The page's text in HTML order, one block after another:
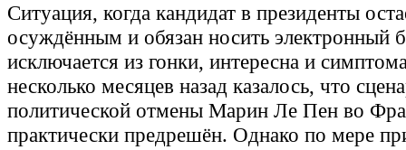
Ситуация, когда кандидат в президенты
осуждённым и обязан носить электронный
исключается из гонки, интересна и
несколько месяцев назад казалось, что
политической отмены Марин Ле Пен во
практически предрешён. Однако по мере